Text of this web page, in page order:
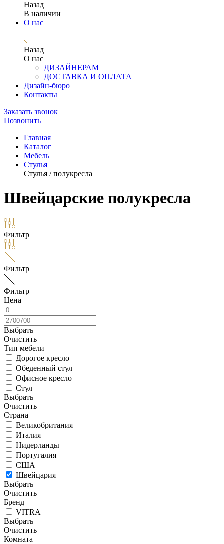
Назад
В наличии
О нас
Назад
О нас
ДИЗАЙНЕРАМ
ДОСТАВКА И ОПЛАТА
Дизайн-бюро
Контакты
Заказать звонок
Позвонить
Главная
Каталог
Мебель
Стулья
Стулья / полукресла
Швейцарские полукресла
Фильтр
Фильтр
Фильтр
Цена
Выбрать
Очистить
Тип мебели
Дорогое кресло
Обеденный стул
Офисное кресло
Стул
Выбрать
Очистить
Страна
Великобритания
Италия
Нидерланды
Португалия
США
Швейцария
Выбрать
Очистить
Бренд
VITRA
Выбрать
Очистить
Комната